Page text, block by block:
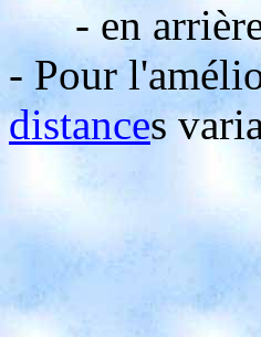
- en arrière
- Pour
distances